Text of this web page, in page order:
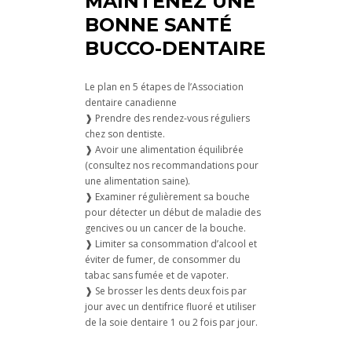
BONNE SANTÉ
BUCCO-DENTAIRE
Le plan en 5 étapes de l’Association
dentaire canadienne
❱ Prendre des rendez-vous réguliers
chez son dentiste.
❱ Avoir une alimentation équilibrée
(consultez nos recommandations pour
une alimentation saine).
❱ Examiner régulièrement sa bouche
pour détecter un début de maladie des
gencives ou un cancer de la bouche.
❱ Limiter sa consommation d’alcool et
éviter de fumer, de consommer du
tabac sans fumée et de vapoter.
❱ Se brosser les dents deux fois par
jour avec un dentifrice fluoré et utiliser
de la soie dentaire 1 ou 2 fois par jour.